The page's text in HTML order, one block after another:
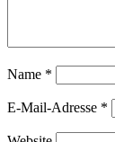
Name *
E-Mail-Adresse *